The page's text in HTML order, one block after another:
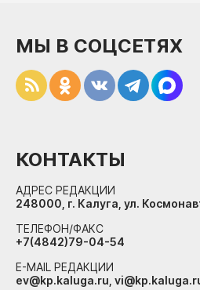
МЫ В СОЦСЕТЯХ
КОНТАКТЫ
АДРЕС РЕДАКЦИИ
248000, г. Калуга, ул.
ТЕЛЕФОН/ФАКС
+7(4842)79-04-54
E-MAIL РЕДАКЦИИ
ev@kp.kaluga.ru,